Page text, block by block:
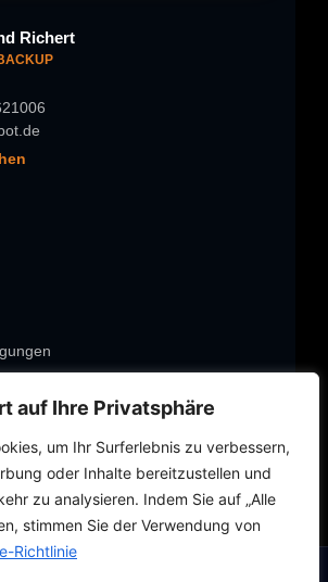
auf Ihre Privatsphäre
um Ihr Surferlebnis zu verbessern,
oder Inhalte bereitzustellen und
zu analysieren. Indem Sie auf „Alle
stimmen Sie der Verwendung von
Richtlinie
Richert